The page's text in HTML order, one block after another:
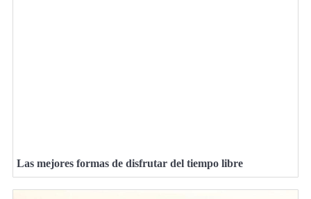
Las mejores formas de disfrutar del tiempo libre